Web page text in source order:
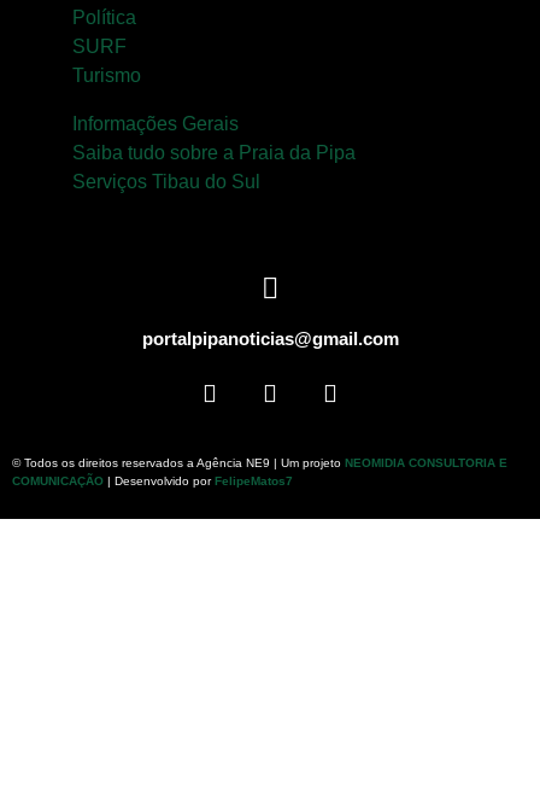
Política
SURF
Turismo
Informações Gerais
Saiba tudo sobre a Praia da Pipa
Serviços Tibau do Sul
portalpipanoticias@gmail.com
© Todos os direitos reservados a Agência NE9 | Um projeto NEOMIDIA CONSULTORIA E
COMUNICAÇÃO | Desenvolvido porFelipeMatos7